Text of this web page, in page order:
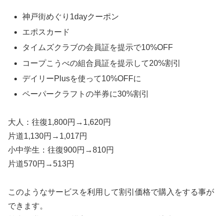
神戸街めぐり1dayクーポン
エポスカード
タイムズクラブの会員証を提示で10%OFF
コープこうべの組合員証を提示して20%割引
デイリーPlusを使って10%OFFに
ペーパークラフトの半券に30%割引
大人：往復1,800円→1,620円
片道1,130円→1,017円
小中学生：往復900円→810円
片道570円→513円
このようなサービスを利用して割引価格で購入をする事が
できます。